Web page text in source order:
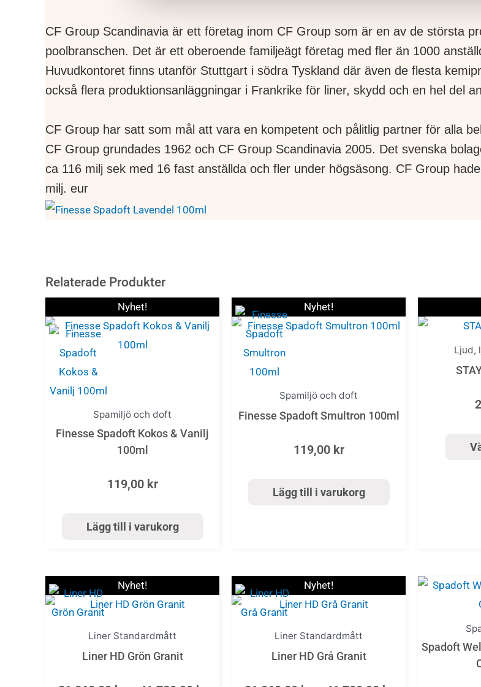
CF Group Scandinavia är ett företag inom CF Group som är en av de största
poolbranschen. Det är ett oberoende familjeägt företag med fler än 1000
Huvudkontoret finns utanför Stuttgart i södra Tyskland där även de flesta
också flera produktionsanläggningar i Frankrike för liner, skydd och en hel del
CF Group har satt som mål att vara en kompetent och pålitlig partner för alla
CF Group grundades 1962 och CF Group Scandinavia 2005. Det svenska
ca 116 milj sek med 16 fast anställda och fler under högsäsong. CF Group
milj. eur
Relaterade Produkter
Nyhet!
Spamiljö och doft
Finesse Spadoft Kokos & Vanilj
100ml
119,00 kr
Lägg till i varukorg
Nyhet!
Spamiljö och doft
Finesse Spadoft Smultron 100ml
119,00 kr
Lägg till i varukorg
Ljud,
Nyhet!
Liner Standardmått
Liner HD Grön Granit
range:
Den
här
har
flera
Nyhet!
Liner Standardmått
Liner HD Grå Granit
Price
range:
through
Den
här
har
flera
Spadoft